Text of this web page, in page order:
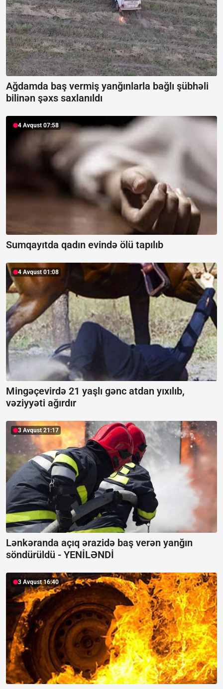
Ağdamda baş vermiş yanğınlarla bağlı şübhəli
bilinən şəxs saxlanıldı
4 Avqust 07:58
Sumqayıtda qadın evində ölü tapılıb
4 Avqust 01:08
Mingəçevirdə 21 yaşlı gənc atdan yıxılıb,
vəziyyəti ağırdır
3 Avqust 21:17
Lənkəranda açıq ərazidə baş verən yanğın
söndürüldü - YENİLƏNDİ
3 Avqust 16:40